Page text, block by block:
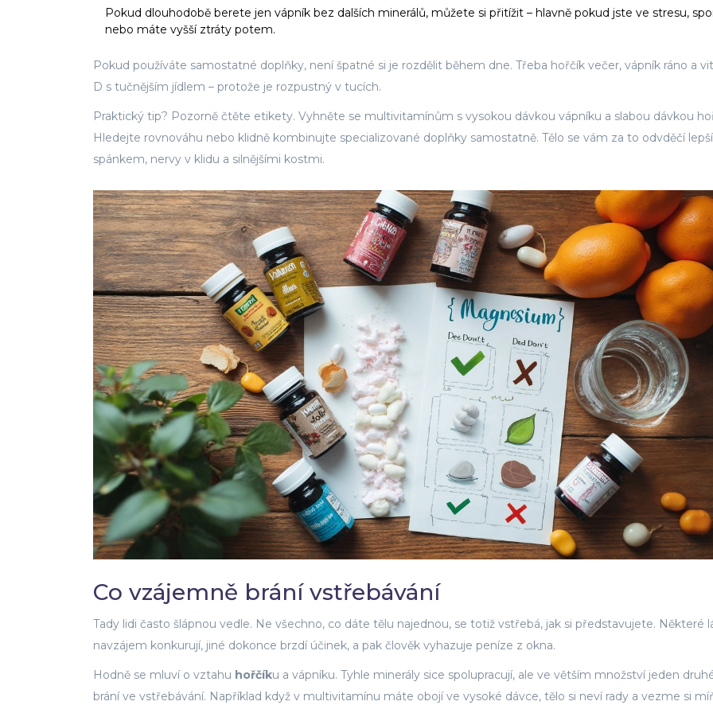
Pokud dlouhodobě berete jen vápník bez dalších minerálů, můžete si přitížit – hlavně pokud jste ve stresu,
nebo máte vyšší ztráty potem.
Pokud používáte samostatné doplňky, není špatné si je rozdělit během dne. Třeba hořčík večer, vápník ráno a
D s tučnějším jídlem – protože je rozpustný v tucích.
Praktický tip? Pozorně čtěte etikety. Vyhněte se multivitamínům s vysokou dávkou vápníku a slabou dávkou
Hledejte rovnováhu nebo klidně kombinujte specializované doplňky samostatně. Tělo se vám za to odvděčí
spánkem, nervy v klidu a silnějšími kostmi.
Co vzájemně brání vstřebávání
Tady lidi často šlápnou vedle. Ne všechno, co dáte tělu najednou, se totiž vstřebá, jak si představujete. Některé
navzájem konkurují, jiné dokonce brzdí účinek, a pak člověk vyhazuje peníze z okna.
Hodně se mluví o vztahu hořčíku a vápníku. Tyhle minerály sice spolupracují, ale ve větším množství jeden
brání ve vstřebávání. Například když v multivitamínu máte obojí ve vysoké dávce, tělo si neví rady a vezme si